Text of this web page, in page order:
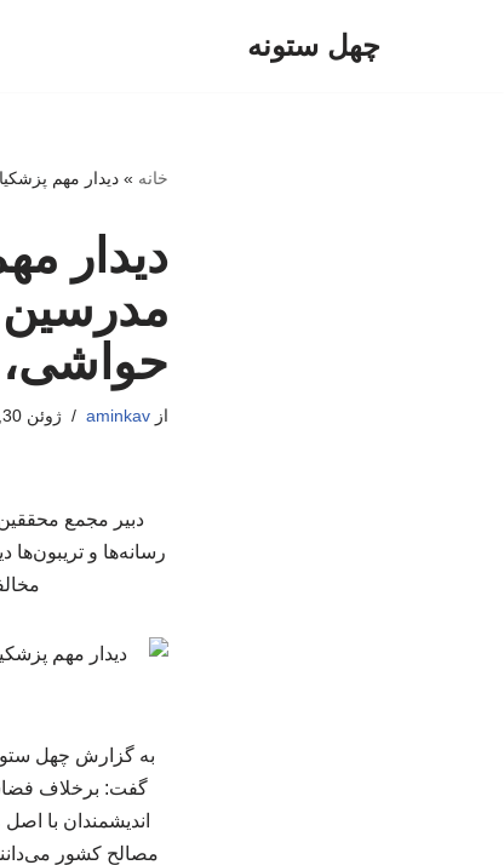
چهل ستونه
خانه »دیدار مهم
دیدار
مدرسین
حواشی،
ازaminkav ژوئن 30, 2026
دبیر مجمع
رسانه‌ها و تریبون‌ها
به گزارش چهل
گفت: برخلاف
اندیشمندان با
مصالح کشور